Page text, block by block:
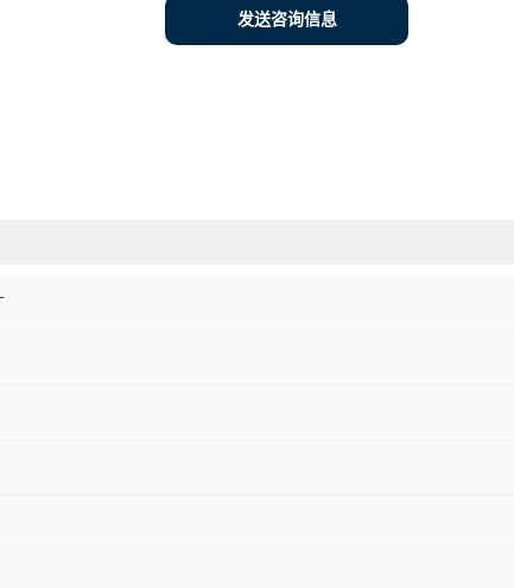
发送咨询信息